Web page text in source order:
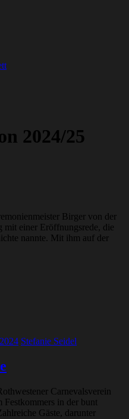
2024/25
Birger von der
mit einer Eröffnungsrede, die
nannte. Mit ihm auf der
Stefanie Seidel
Carnevalsverein
Festkommers in der bunt
Gäste, darunter